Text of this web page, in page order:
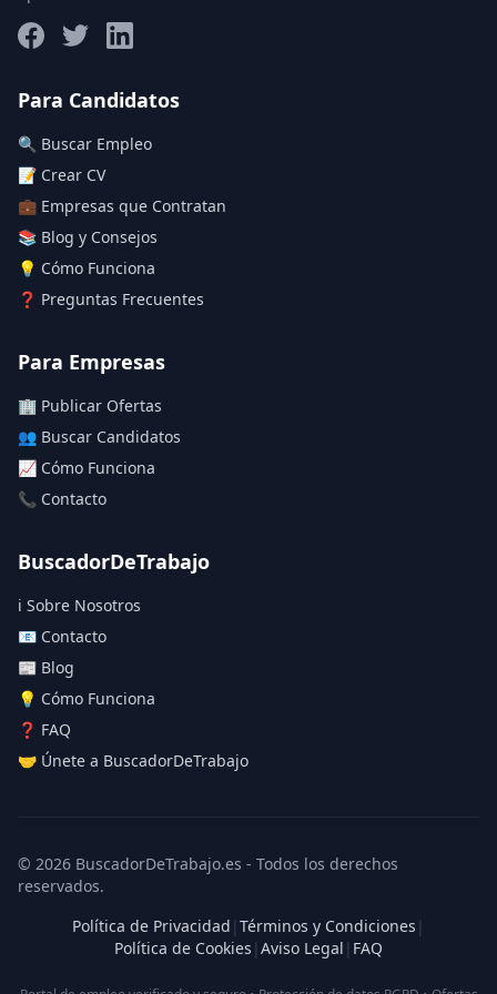
Deja vacío para "sin límite"
Aplicar filtros
Para Candidatos
🔍 Buscar Empleo
📝 Crear CV
💼 Empresas que Contratan
📚 Blog y Consejos
💡 Cómo Funciona
❓ Preguntas Frecuentes
Para Empresas
🏢 Publicar Ofertas
👥 Buscar Candidatos
📈 Cómo Funciona
📞 Contacto
BuscadorDeTrabajo
ℹ️ Sobre Nosotros
📧 Contacto
📰 Blog
💡 Cómo Funciona
❓ FAQ
🤝 Únete a BuscadorDeTrabajo
© 2026 BuscadorDeTrabajo.es - Todos los derechos
reservados.
Política de Privacidad | Términos y Condiciones |
Política de Cookies | Aviso Legal | FAQ